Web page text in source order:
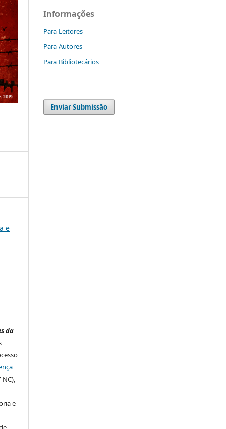
e
da
NC),
e
Informações
Para Leitores
Para Autores
Para Bibliotecários
Enviar Submissão